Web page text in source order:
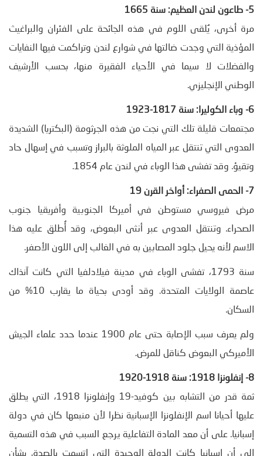
5- طاعون لندن العظيم: سنة 1665
مرة أخرى، يُلقى اللوم في هذه الجائحة على الفئران والبراغيث
المؤذية التي وجدت ضالتها في شوارع لندن وتراكمت فيها النفايات
والفضلات لا سيما في الأحياء الفقيرة منها، بحسب الأرشيف
الوطني الإنجليزي.
6- وباء الكوليرا: سنة 1817-1923
مجتمعات قليلة تلك التي نجت من هذه الجرثومة (البكتريا) الشديدة
العدوى التي تنتقل عبر المياه الملوثة بالبراز وتسبب في إسهال حاد
وتقيؤ. وقد تفشى هذا الوباء في لندن عام 1854.
7- الحمى الصفراء: أواخر القرن 19
مرض فيروسي مستوطن في أميركا الجنوبية وأفريقيا جنوب
الصحراء. وتنتقل العدوى عبر أنثى البعوض، وقد أُطلق عليه هذا
الاسم لأنه يحيل جلود المصابين به في الغالب إلى اللون الأصفر.
سنة 1793، تفشى الوباء في مدينة فيلادلفيا التي كانت آنذاك
عاصمة الولايات المتحدة. وقد أودى بحياة ما يقارب 10% من
السكان.
ولم يعرف سبب الإصابة حتى عام 1900 عندما حدد علماء الجيش
الأميركي البعوض كناقل للمرض.
8- إنفلونزا 1918: سنة 1918-1920
ثمة قدر من التشابه بين كوفيد-19 وإنفلونزا 1918، التي يطلق
عليها أحيانا اسم الإنفلونزا الإسبانية نظرا لأن منبعها كان في دولة
إسبانيا. على أن معد المادة التفاعلية يرجع السبب في هذه التسمية
إلى أن إسبانيا كانت الدولة الوحيدة التي اتسمت بالصدق بشأن